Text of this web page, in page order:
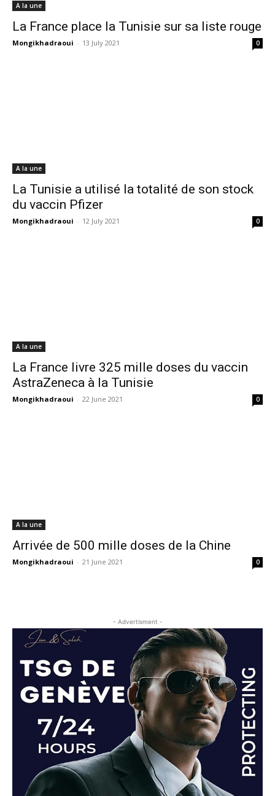
A la une
La France place la Tunisie sur sa liste rouge
Mongikhadraoui - 13 July 2021 0
A la une
La Tunisie a utilisé la totalité de son stock
du vaccin Pfizer
Mongikhadraoui - 12 July 2021 0
A la une
La France livre 325 mille doses du vaccin
AstraZeneca à la Tunisie
Mongikhadraoui - 22 June 2021 0
A la une
Arrivée de 500 mille doses de la Chine
Mongikhadraoui - 21 June 2021 0
- Advertisment -